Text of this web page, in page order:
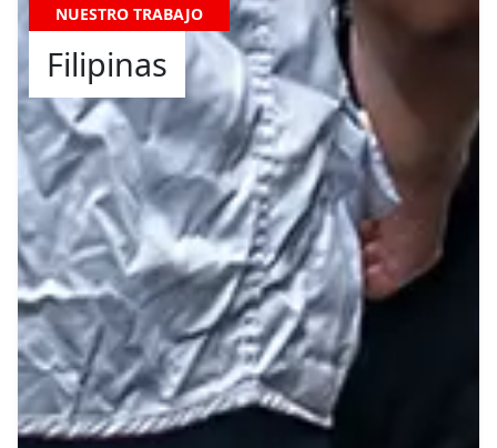
NUESTRO TRABAJO
Filipinas